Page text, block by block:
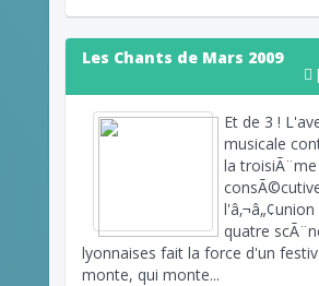
Les Chants de Mars 2009
Et de 3 !
musicale
la
quatre
lyonnaises fait la force d'un
monte, qui monte...